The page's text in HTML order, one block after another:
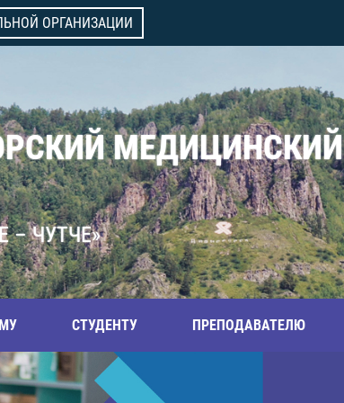
ОРГАНИЗАЦИИ
МЕДИЦИНСКИЙ
– ЧУТЧЕ»
СТУДЕНТУ ПРЕПОДАВАТЕЛЮ